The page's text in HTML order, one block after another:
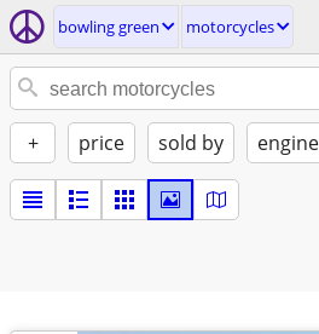
bowling green motorcycles
+ price sold by